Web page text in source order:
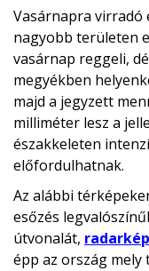
Vasárnapra virradó
nagyobb területen
vasárnap reggeli,
megyékben
majd a jegyzett
milliméter lesz a
északkeleten
előfordulhatnak.
Az alábbi
esőzés
útvonalát,
épp az ország mely